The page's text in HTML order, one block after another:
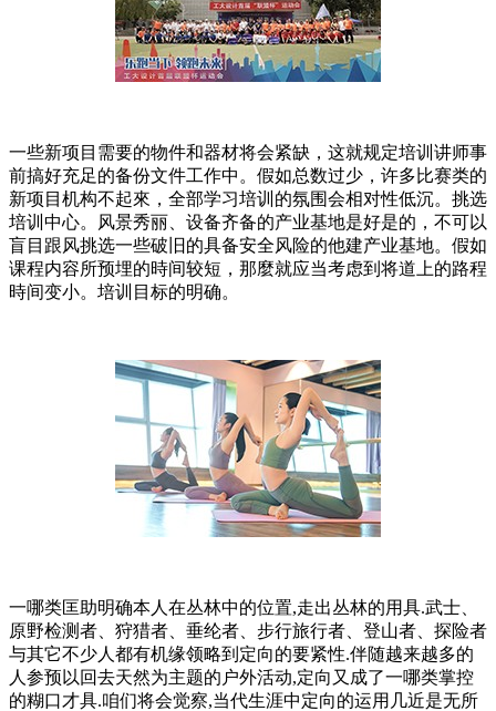
一些新项目需要的物件和器材将会紧缺，这就规定培训讲师事
前搞好充足的备份文件工作中。假如总数过少，许多比赛类的
新项目机构不起來，全部学习培训的氛围会相对性低沉。挑选
培训中心。风景秀丽、设备齐备的产业基地是好是的，不可以
盲目跟风挑选一些破旧的具备安全风险的他建产业基地。假如
课程内容所预埋的時间较短，那麼就应当考虑到将道上的路程
時间变小。培训目标的明确。
一哪类匡助明确本人在丛林中的位置,走出丛林的用具.武士、
原野检测者、狩猎者、垂纶者、步行旅行者、登山者、探险者
与其它不少人都有机缘领略到定向的要紧性.伴随越来越多的
人参预以回去天然为主题的户外活动,定向又成了一哪类掌控
的糊口才具.咱们将会觉察,当代生涯中定向的运用几近是无所